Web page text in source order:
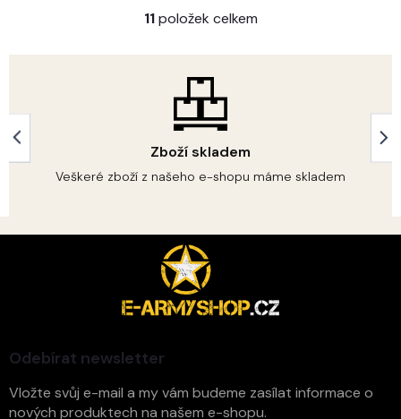
O
l
á
d
c
í
p
r
y
v
ý
p
i
s
11položek celkem
Zboží skladem
Veškeré zboží z našeho e-shopu máme skladem
Odebírat newsletter
Vložte svůj e-mail a my vám budeme zasílat informace o
nových produktech na našem e-shopu.